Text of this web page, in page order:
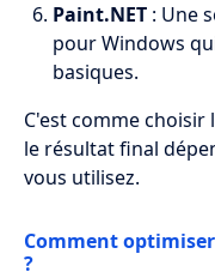
Paint.NET : Une
pour Windows
basiques.
C'est comme
le résultat final
vous utilisez.
Comment optimiser
?